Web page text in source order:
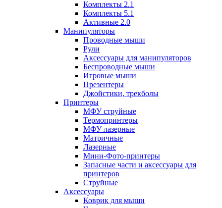
Комплекты 2.1
Комплекты 5.1
Активные 2.0
Манипуляторы
Проводные мыши
Рули
Аксессуары для манипуляторов
Беспроводные мыши
Игровые мыши
Презентеры
Джойстики, трекболы
Принтеры
МФУ струйные
Термопринтеры
МФУ лазерные
Матричные
Лазерные
Мини-Фото-принтеры
Запасные части и аксессуары для
принтеров
Струйные
Аксессуары
Коврик для мыши